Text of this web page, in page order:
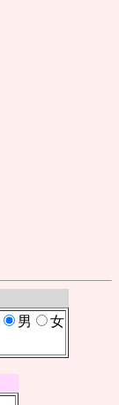
男 女